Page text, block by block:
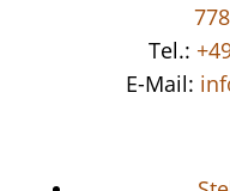
Tel.:
E-Mail: